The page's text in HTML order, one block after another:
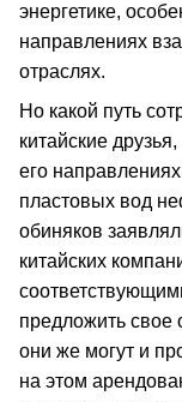
энергетике,
направлениях
отраслях.
Но какой путь
китайские
его
пластовых вод
обиняков
китайских
предложить свое
они же могут и
на этом